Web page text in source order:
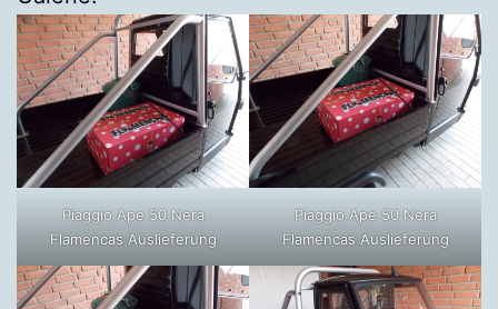
Piaggio Ape 50 Nera
Flamencas Auslieferung
Piaggio Ape 50 Nera
Flamencas Auslieferung